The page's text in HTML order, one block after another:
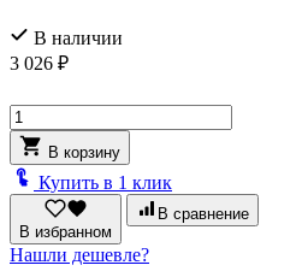
В наличии
3 026 ₽
Количество
товара
Тройник
моно
ТРМ-
45*,
304,
В корзину
Купить в 1 клик
В избранном
В сравнение
Нашли дешевле?